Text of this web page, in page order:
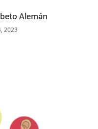
Alemán
2023